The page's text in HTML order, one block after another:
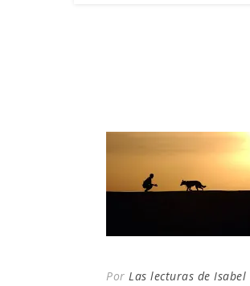
Por Las lecturas de Isabel